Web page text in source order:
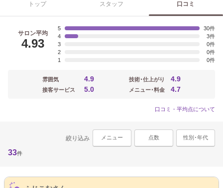
トップ スタッフ 口コミ
サロン平均
4.93
5
30
4
3
3
0
2
0
1
0
雰囲気 4.9
接客サービス 5.0
技術･仕上がり 4.9
メニュー･料金 4.7
口コミ・平均点について
絞り込み メニュー 点数 性別･年代
33件
サロンPick Up